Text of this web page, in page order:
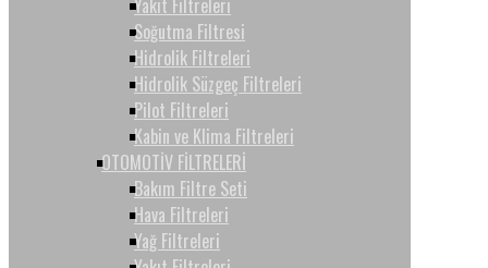
Yakıt Filtreleri
Soğutma Filtresi
Hidrolik Filtreleri
Hidrolik Süzgeç Filtreleri
Pilot Filtreleri
Kabin ve Klima Filtreleri
OTOMOTİV FİLTRELERİ
Bakım Filtre Seti
Hava Filtreleri
Yağ Filtreleri